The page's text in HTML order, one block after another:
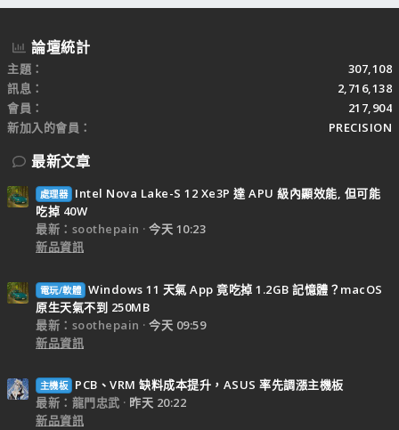
論壇統計
主題
307,108
訊息
2,716,138
會員
217,904
新加入的會員
PRECISION
最新文章
處理器
Intel Nova Lake-S 12 Xe3P 達 APU 級內顯效能, 但可能
吃掉 40W
最新：soothepain
今天 10:23
新品資訊
電玩/軟體 Windows 11 天氣 App 竟吃掉 1.2GB 記憶體？macOS
原生天氣不到 250MB
最新：soothepain
今天 09:59
新品資訊
主機板
PCB、VRM 缺料成本提升，ASUS 率先調漲主機板
最新：龍門忠武
昨天 20:22
新品資訊